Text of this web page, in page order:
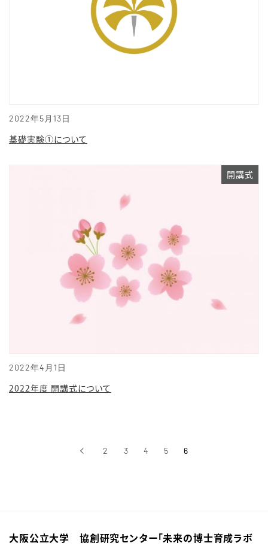
2022年5月13日
基礎実験①について
2022年4月1日
開講式
2022年度 開講式について
‹前へ 2 3 4 5 6
大阪公立大学 協創研究センター「未来の博士育成ラボ